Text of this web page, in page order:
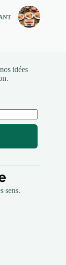
idées
sens.